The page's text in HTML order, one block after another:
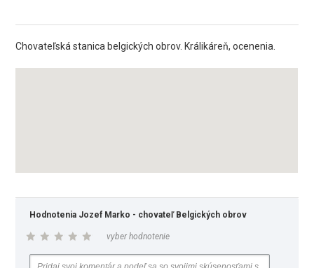
Chovateľská stanica belgických obrov. Králikáreň, ocenenia.
Hodnotenia Jozef Marko - chovateľ Belgických obrov
vyber hodnotenie